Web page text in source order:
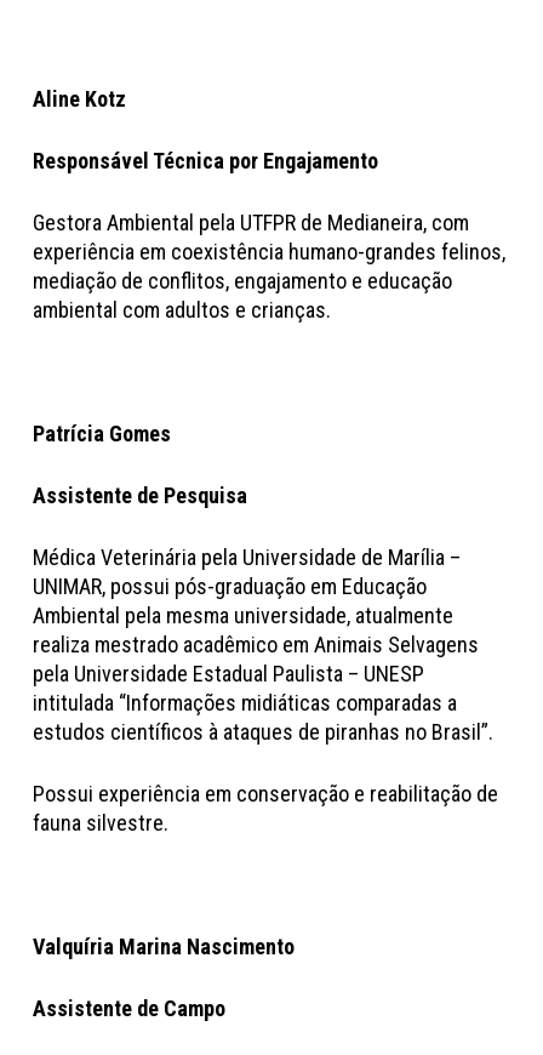
Aline Kotz
Responsável Técnica por Engajamento
Gestora Ambiental pela UTFPR de Medianeira, com
experiência em coexistência humano-grandes felinos,
mediação de conflitos, engajamento e educação
ambiental com adultos e crianças.
Patrícia Gomes
Assistente de Pesquisa
Médica Veterinária pela Universidade de Marília –
UNIMAR, possui pós-graduação em Educação
Ambiental pela mesma universidade, atualmente
realiza mestrado acadêmico em Animais Selvagens
pela Universidade Estadual Paulista – UNESP
intitulada “Informações midiáticas comparadas a
estudos científicos à ataques de piranhas no Brasil”.
Possui experiência em conservação e reabilitação de
fauna silvestre.
Valquíria Marina Nascimento
Assistente de Campo